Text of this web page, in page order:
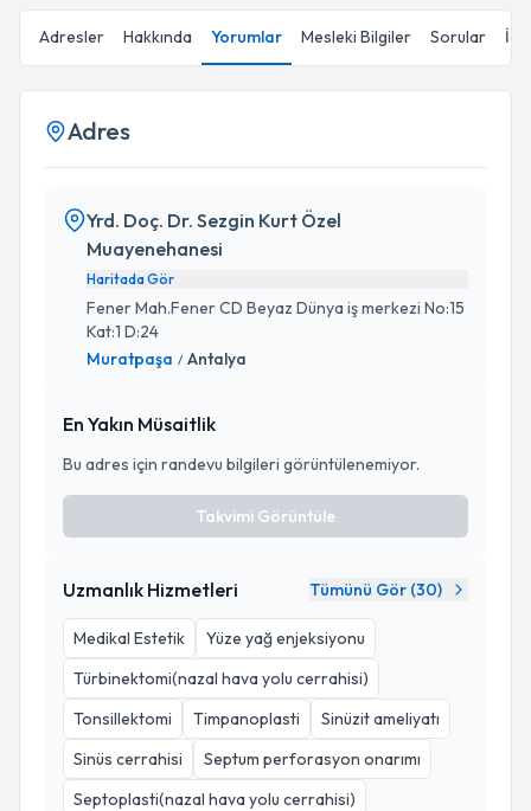
Adresler Hakkında Yorumlar Mesleki Bilgiler Sorular
Adres
Yrd. Doç. Dr. Sezgin Kurt Özel
Muayenehanesi
Haritada Gör
Fener Mah.Fener CD Beyaz Dünya iş merkezi No:15
Kat:1 D:24
Muratpaşa / Antalya
En Yakın Müsaitlik
Bu adres için randevu bilgileri görüntülenemiyor.
Takvimi Görüntüle
Uzmanlık Hizmetleri Tümünü Gör (30)
Medikal Estetik
Yüze yağ enjeksiyonu
Türbinektomi(nazal hava yolu cerrahisi)
Tonsillektomi
Timpanoplasti
Sinüzit ameliyatı
Sinüs cerrahisi
Septum perforasyon onarımı
Septoplasti(nazal hava yolu cerrahisi)